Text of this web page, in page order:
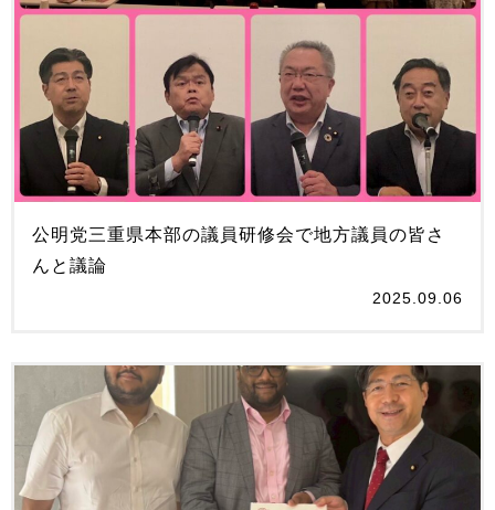
公明党三重県本部の議員研修会で地方議員の皆さ
んと議論
2025.09.06